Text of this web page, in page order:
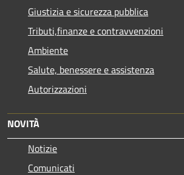
Giustizia e sicurezza pubblica
Tributi,finanze e contravvenzioni
Ambiente
Salute, benessere e assistenza
Autorizzazioni
NOVITÀ
Notizie
Comunicati